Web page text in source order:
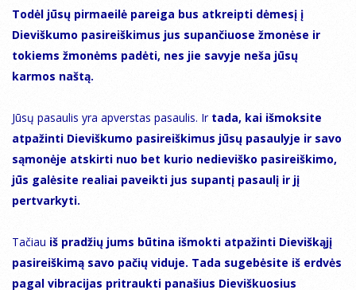
Todėl jūsų pirmaeilė pareiga bus atkreipti dėmesį į
Dieviškumo pasireiškimus jus supančiuose žmonėse ir
tokiems žmonėms padėti, nes jie savyje neša jūsų
karmos naštą.
Jūsų pasaulis yra apverstas pasaulis. Ir tada, kai išmoksite
atpažinti Dieviškumo pasireiškimus jūsų pasaulyje ir savo
sąmonėje atskirti nuo bet kurio nedieviško pasireiškimo,
jūs galėsite realiai paveikti jus supantį pasaulį ir jį
pertvarkyti.
Tačiau iš pradžių jums būtina išmokti atpažinti Dieviškąjį
pasireiškimą savo pačių viduje. Tada sugebėsite iš erdvės
pagal vibracijas pritraukti panašius Dieviškuosius